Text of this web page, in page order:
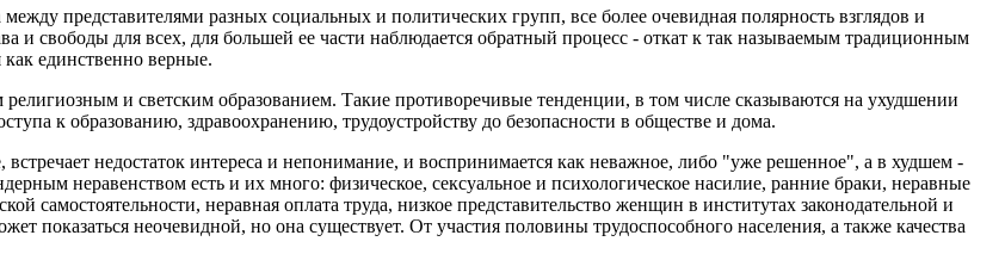
представителями разных социальных и политических групп, все более очевидная полярность взглядов и
и свободы для всех, для большей ее части наблюдается обратный процесс - откат к так называемым традиционным
единственно верные.
и светским образованием. Такие противоречивые тенденции, в том числе сказываются на ухудшении
к образованию, здравоохранению, трудоустройству до безопасности в обществе и дома.
недостаток интереса и непонимание, и воспринимается как неважное, либо "уже решенное", а в худшем -
неравенством есть и их много: физическое, сексуальное и психологическое насилие, ранние браки, неравные
самостоятельности, неравная оплата труда, низкое представительство женщин в институтах законодательной и
показаться неочевидной, но она существует. От участия половины трудоспособного населения, а также качества